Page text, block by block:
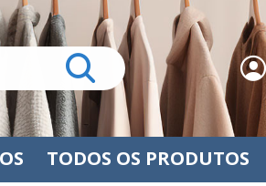
TODOS OS PRODUTOS